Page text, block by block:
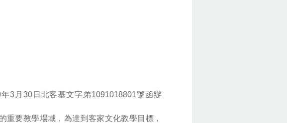
3月30日北客基文字弟1091018801號函辦
重要教學場域，為達到客家文化教學目標，